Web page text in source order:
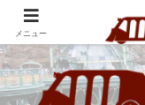
ディズニー
メニュー